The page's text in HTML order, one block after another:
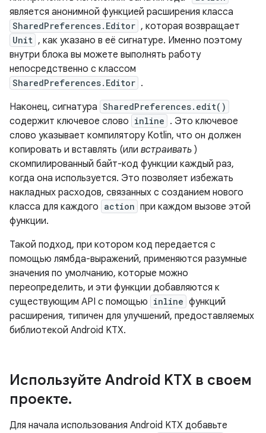
является анонимной функцией расширения класса
SharedPreferences.Editor , которая возвращает
Unit , как указано в её сигнатуре. Именно поэтому
внутри блока вы можете выполнять работу
непосредственно с классом
SharedPreferences.Editor .
Наконец, сигнатура SharedPreferences.edit()
содержит ключевое слово inline . Это ключевое
слово указывает компилятору Kotlin, что он должен
копировать и вставлять (или встраивать )
скомпилированный байт-код функции каждый раз,
когда она используется. Это позволяет избежать
накладных расходов, связанных с созданием нового
класса для каждого action при каждом вызове этой
функции.
Такой подход, при котором код передается с
помощью лямбда-выражений, применяются разумные
значения по умолчанию, которые можно
переопределить, и эти функции добавляются к
существующим API с помощью inline функций
расширения, типичен для улучшений, предоставляемых
библиотекой Android KTX.
Используйте Android KTX в своем
проекте.
Для начала использования Android KTX добавьте